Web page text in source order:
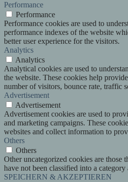
Performance
Performance
Performance cookies are used to
performance indexes of the website
better user experience for the visitors.
Analytics
Analytics
Analytical cookies are used to
the website. These cookies help
number of visitors, bounce rate, traffic
Advertisement
Advertisement
Advertisement cookies are used to
and marketing campaigns. These
websites and collect information to
Others
Others
Other uncategorized cookies are those
have not been classified into a category
SPEICHERN & AKZEPTIEREN